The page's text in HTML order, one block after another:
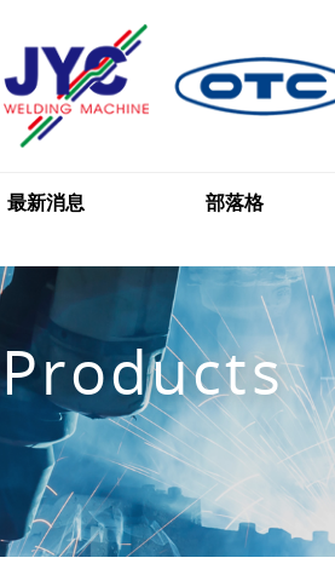
最新消息 部落格
Products